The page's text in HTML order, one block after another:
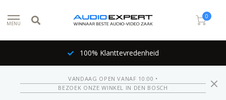
MENU
0
100% Klanttevredenheid
VANDAAG OPEN VANAF 10:00 •
BEZOEK ONZE WINKEL IN DEN BOSCH